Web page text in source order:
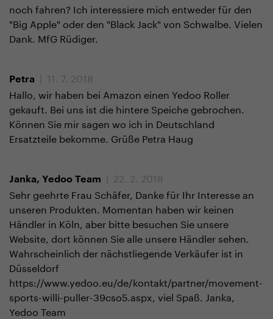
noch fahren? Ich interessiere mich entweder für den
"Big Apple" oder den "Black Jack" von Schwalbe. Vielen
Dank. MfG Rüdiger.
Petra
| 11. 7. 2018
Hallo, wir haben bei Amazon einen Yedoo Roller
gekauft. Bei uns ist die hintere Speiche gebrochen.
Können Sie mir sagen wo ich in Deutschland
Ersatzteile bekomme. Grüße Petra Haug
Janka, Yedoo Team
| 22. 2. 2018
Sehr geehrte Frau Schäfer, Danke für Ihr Interesse an
unseren Produkten. Momentan haben wir keinen
Händler in Köln, aber bitte besuchen Sie unsere
Website, dort können Sie alle unsere Händler sehen.
Wahrscheinlich der nächstliegende Verkäufer ist in
Düsseldorf
https://www.yedoo.eu/de/kontakt/partner/movement-
sports-willi-puller-39cso5.aspx, viel Spaß. Janka,
Yedoo Team